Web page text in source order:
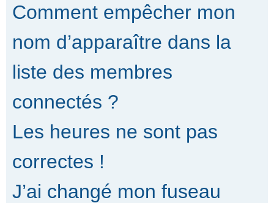
Comment empêcher mon
nom d’apparaître dans la
liste des membres
connectés ?
Les heures ne sont pas
correctes !
J’ai changé mon fuseau